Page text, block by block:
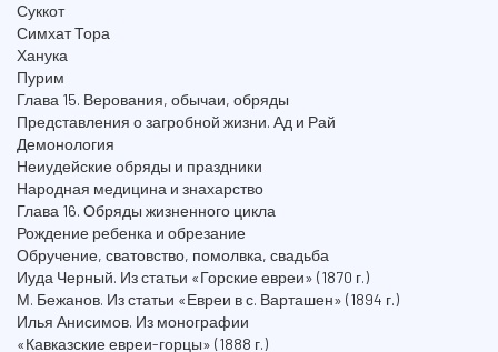
Суккот
Симхат Тора
Ханука
Пурим
Глава 15. Верования, обычаи, обряды
Представления о загробной жизни. Ад и Рай
Демонология
Неиудейские обряды и праздники
Народная медицина и знахарство
Глава 16. Обряды жизненного цикла
Рождение ребенка и обрезание
Обручение, сватовство, помолвка, свадьба
Иуда Черный. Из статьи «Горские евреи» (1870 г.)
М. Бежанов. Из статьи «Евреи в с. Варташен» (1894 г.)
Илья Анисимов. Из монографии
«Кавказские евреи-горцы» (1888 г.)